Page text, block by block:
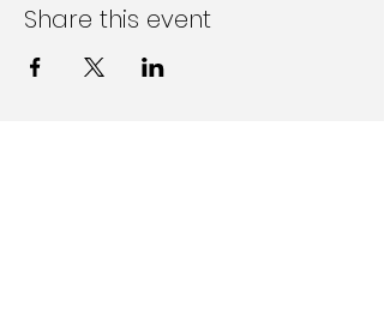
Share this event